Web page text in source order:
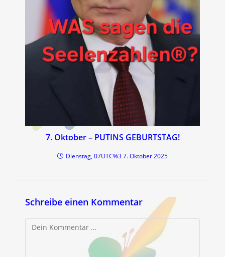
7. Oktober – PUTINS GEBURTSTAG!
Dienstag, 07UTC%3 7. Oktober 2025
Schreibe einen Kommentar
Kommentar